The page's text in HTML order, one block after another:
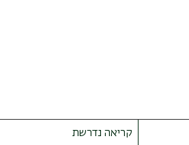
קריאה נדרשת